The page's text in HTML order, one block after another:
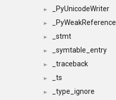
► _PyUnicodeWriter
► _PyWeakReference
► _stmt
► _symtable_entry
► _traceback
► _ts
► _type_ignore